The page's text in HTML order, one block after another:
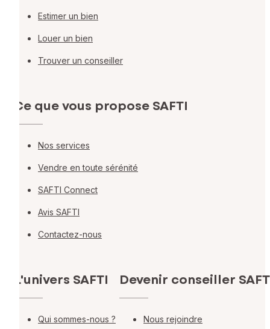
Estimer un bien
Louer un bien
Trouver un conseiller
Ce que vous propose SAFTI
Nos services
Vendre en toute sérénité
SAFTI Connect
Avis SAFTI
Contactez-nous
L'univers SAFTI
Qui sommes-nous ?
Devenir conseiller
Nous rejoindre